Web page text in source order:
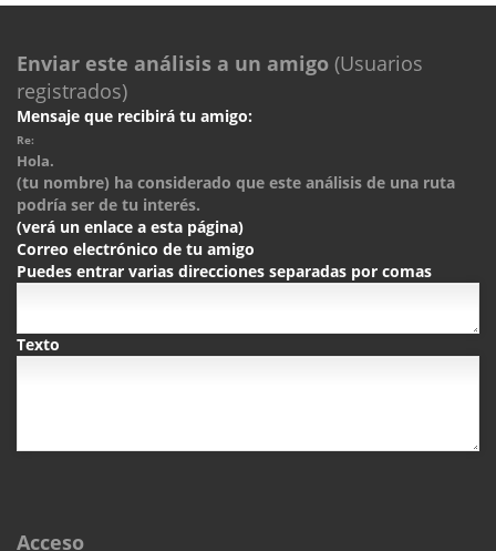
Enviar este análisis a un amigo (Usuarios
registrados)
Mensaje que recibirá tu amigo:
Re:
Hola.
(tu nombre) ha considerado que este análisis de una ruta
podría ser de tu interés.
(verá un enlace a esta página)
Correo electrónico de tu amigo
Puedes entrar varias direcciones separadas por comas
Texto
Acceso